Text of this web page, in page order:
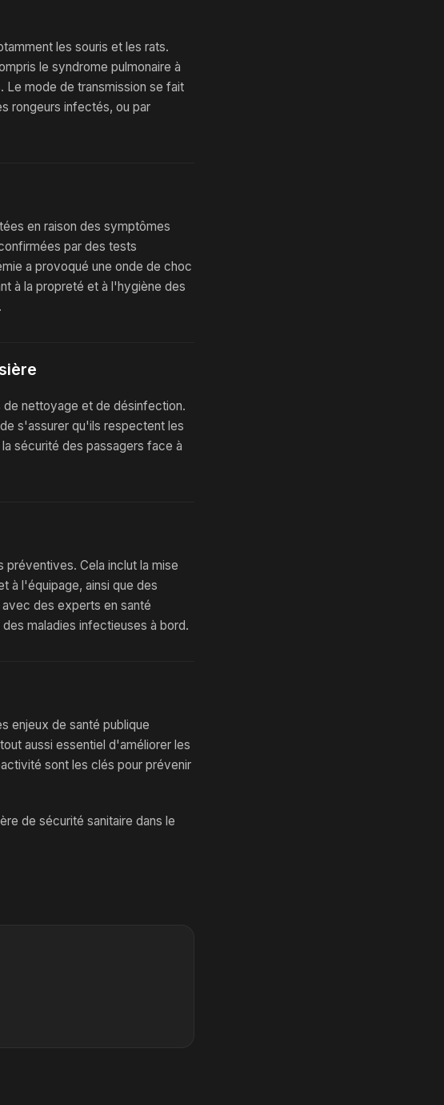
les souris et les rats.
le syndrome pulmonaire à
Le mode de transmission se fait
rongeurs infectés, ou par
en raison des symptômes
par des tests
a provoqué une onde de choc
à la propreté et à l'hygiène des
nettoyage et de désinfection.
s'assurer qu'ils respectent les
sécurité des passagers face à
Cela inclut la mise
à l'équipage, ainsi que des
des experts en santé
maladies infectieuses à bord.
enjeux de santé publique
aussi essentiel d'améliorer les
sont les clés pour prévenir
de sécurité sanitaire dans le